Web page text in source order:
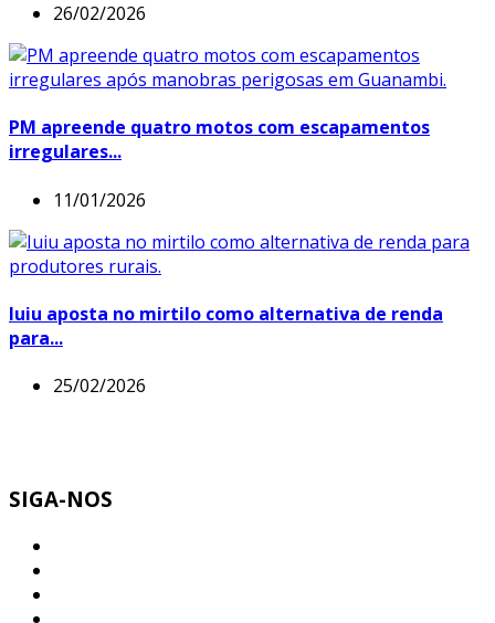
26/02/2026
PM apreende quatro motos com escapamentos
irregulares...
11/01/2026
Iuiu aposta no mirtilo como alternativa de renda
para...
25/02/2026
SIGA-NOS